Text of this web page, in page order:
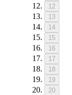
12
13
14
15
16
17
18
19
20